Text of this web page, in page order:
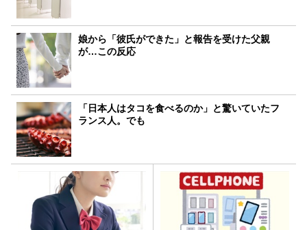
娘から「彼氏ができた」と報告を受けた父親
が…この反応
「日本人はタコを食べるのか」と驚いていたフ
ランス人。でも